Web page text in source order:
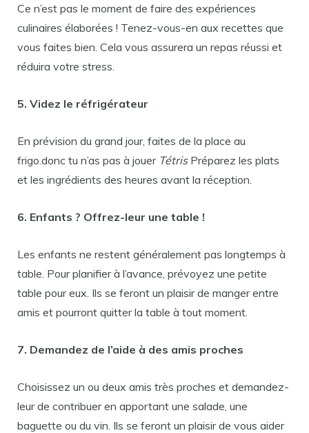
Ce n’est pas le moment de faire des expériences
culinaires élaborées ! Tenez-vous-en aux recettes que
vous faites bien. Cela vous assurera un repas réussi et
réduira votre stress.
5. Videz le réfrigérateur
En prévision du grand jour, faites de la place au
frigo.donc tu n’as pas à jouer TétrisPréparez les plats
et les ingrédients des heures avant la réception.
6. Enfants ? Offrez-leur une table !
Les enfants ne restent généralement pas longtemps à
table. Pour planifier à l’avance, prévoyez une petite
table pour eux. Ils se feront un plaisir de manger entre
amis et pourront quitter la table à tout moment.
7. Demandez de l’aide à des amis proches
Choisissez un ou deux amis très proches et demandez-
leur de contribuer en apportant une salade, une
baguette ou du vin. Ils se feront un plaisir de vous aider